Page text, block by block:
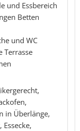
und Essbereich
Betten
und WC
Terrasse
in Überlänge,